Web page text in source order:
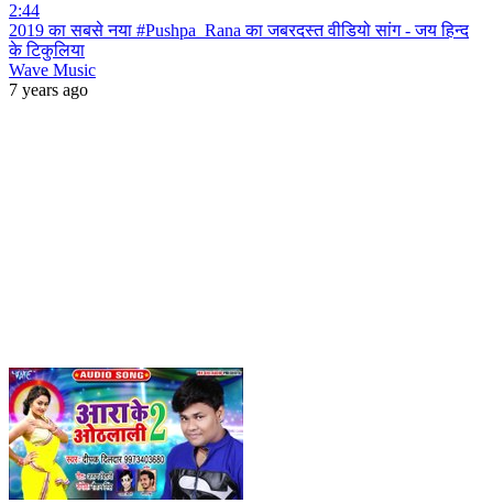
2:44
2019 का सबसे नया #Pushpa_Rana का जबरदस्त वीडियो सांग - जय हिन्द
के टिकुलिया
Wave Music
7 years ago